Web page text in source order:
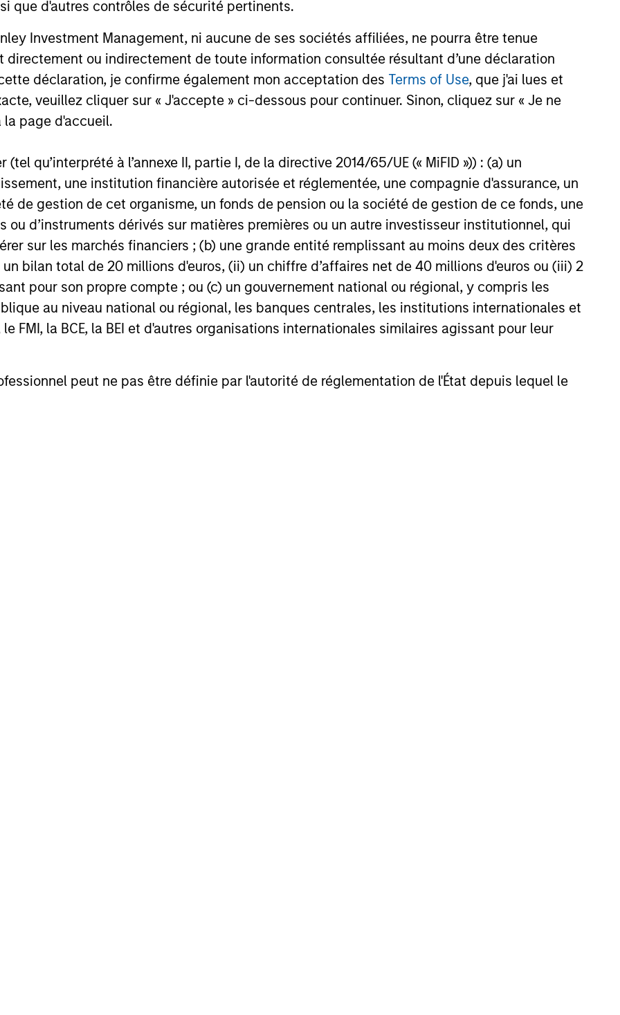
que d'autres contrôles de sécurité pertinents.
Investment Management, ni aucune de ses sociétés affiliées, ne pourra être tenue
ou indirectement de toute information consultée résultant d’une déclaration
déclaration, je confirme également mon acceptation des Terms of Use, que j'ai lues et
veuillez cliquer sur « J'accepte » ci-dessous pour continuer. Sinon, cliquez sur « Je ne
la page d'accueil.
(tel qu’interprété à l’annexe II, partie I, de la directive 2014/65/UE (« MiFID »)) : (a) un
une institution financière autorisée et réglementée, une compagnie d'assurance, un
de gestion de cet organisme, un fonds de pension ou la société de gestion de ce fonds, une
d’instruments dérivés sur matières premières ou un autre investisseur institutionnel, qui
sur les marchés financiers ; (b) une grande entité remplissant au moins deux des critères
bilan total de 20 millions d'euros, (ii) un chiffre d’affaires net de 40 millions d'euros ou (iii) 2
pour son propre compte ; ou (c) un gouvernement national ou régional, y compris les
au niveau national ou régional, les banques centrales, les institutions internationales et
FMI, la BCE, la BEI et d'autres organisations internationales similaires agissant pour leur
peut ne pas être définie par l'autorité de réglementation de l'État depuis lequel le
How
that forecasters
and
for
improbable.
one-year
firms. But
and most of the
Period:
much its return